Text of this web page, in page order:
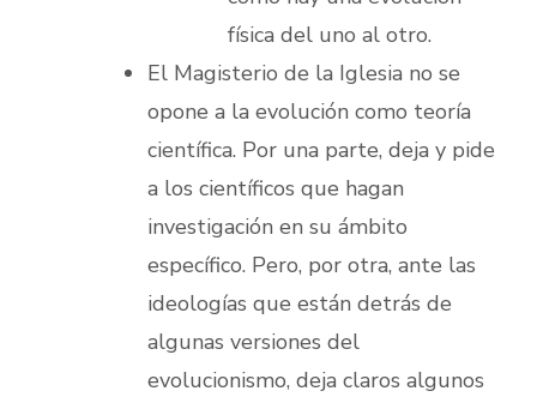
física del uno al otro.
El Magisterio de la Iglesia no se
opone a la evolución como teoría
científica. Por una parte, deja y pide
a los científicos que hagan
investigación en su ámbito
específico. Pero, por otra, ante las
ideologías que están detrás de
algunas versiones del
evolucionismo, deja claros algunos